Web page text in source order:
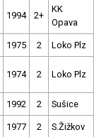
1994 2+
KK
Opava
1975 2 Loko Plz
1974 2 Loko Plz
1992 2 Sušice
1977 2 S.Žižkov